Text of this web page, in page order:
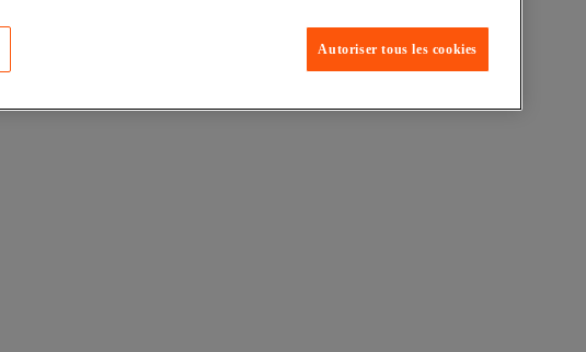
Autoriser tous les cookies